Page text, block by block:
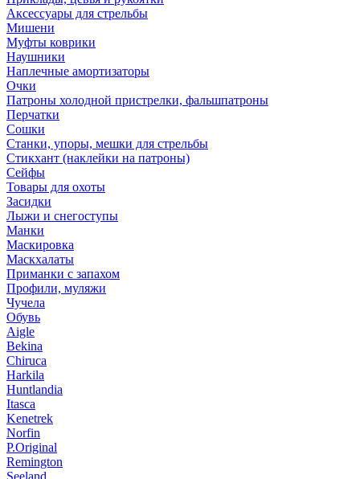
Аксессуары для стрельбы
Мишени
Муфты коврики
Наушники
Наплечные амортизаторы
Очки
Патроны холодной пристрелки, фальшпатроны
Перчатки
Сошки
Станки, упоры, мешки для стрельбы
Стикхант (наклейки на патроны)
Сейфы
Товары для охоты
Засидки
Лыжи и снегоступы
Манки
Маскировка
Маскхалаты
Приманки с запахом
Профили, муляжи
Чучела
Обувь
Aigle
Bekina
Chiruсa
Harkila
Huntlandia
Itasca
Kenetrek
Norfin
P.Original
Remington
Seeland